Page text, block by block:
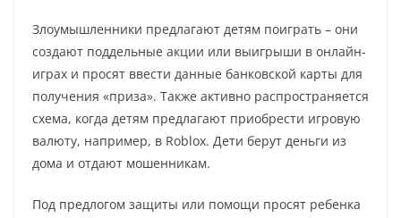
Злоумышленники предлагают детям поиграть – они
создают поддельные акции или выигрыши в онлайн-
играх и просят ввести данные банковской карты для
получения «приза». Также активно распространяется
схема, когда детям предлагают приобрести игровую
валюту, например, в Roblox. Дети берут деньги из
дома и отдают мошенникам.
Под предлогом защиты или помощи просят ребенка